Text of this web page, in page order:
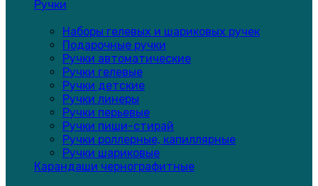
Ручки
Наборы гелевых и шариковых ручек
Подарочные ручки
Ручки автоматические
Ручки гелевые
Ручки детские
Ручки линеры
Ручки перьевые
Ручки пиши-стирай
Ручки роллерные, капиллярные
Ручки шариковые
Карандаши чернографитные